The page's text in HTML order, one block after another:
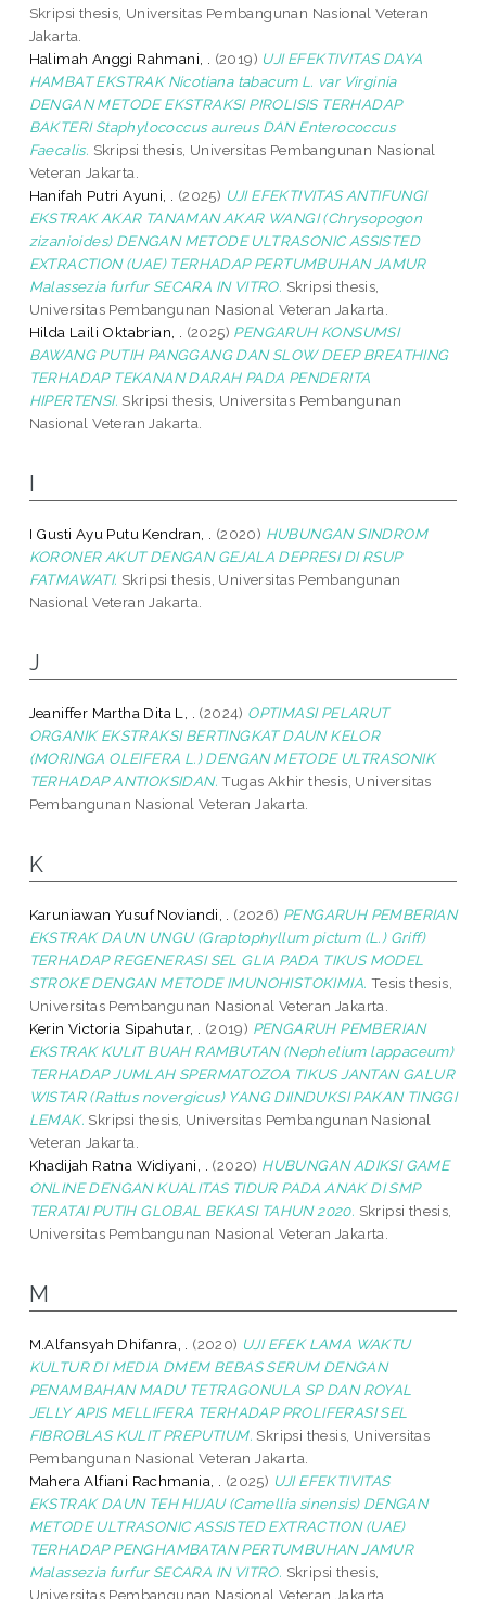
Skripsi thesis, Universitas Pembangunan Nasional Veteran
Jakarta.
Halimah Anggi Rahmani, .
(2019) UJI EFEKTIVITAS DAYA
HAMBAT EKSTRAK Nicotiana tabacum L. var Virginia
DENGAN METODE EKSTRAKSI PIROLISIS TERHADAP
BAKTERI Staphylococcus aureus DAN Enterococcus
Faecalis. Skripsi thesis, Universitas Pembangunan Nasional
Veteran Jakarta.
Hanifah Putri Ayuni, .
(2025) UJI EFEKTIVITAS ANTIFUNGI
EKSTRAK AKAR TANAMAN AKAR WANGI (Chrysopogon
zizanioides) DENGAN METODE ULTRASONIC ASSISTED
EXTRACTION (UAE) TERHADAP PERTUMBUHAN JAMUR
Malassezia furfur SECARA IN VITRO. Skripsi thesis,
Universitas Pembangunan Nasional Veteran Jakarta.
Hilda Laili Oktabrian, .
(2025) PENGARUH KONSUMSI
BAWANG PUTIH PANGGANG DAN SLOW DEEP BREATHING
TERHADAP TEKANAN DARAH PADA PENDERITA
HIPERTENSI. Skripsi thesis, Universitas Pembangunan
Nasional Veteran Jakarta.
I
I Gusti Ayu Putu Kendran, . (2020) HUBUNGAN SINDROM
KORONER AKUT DENGAN GEJALA DEPRESI DI RSUP
FATMAWATI. Skripsi thesis, Universitas Pembangunan
Nasional Veteran Jakarta.
J
Jeaniffer Martha Dita L, . (2024) OPTIMASI PELARUT
ORGANIK EKSTRAKSI BERTINGKAT DAUN KELOR
(MORINGA OLEIFERA L.) DENGAN METODE ULTRASONIK
TERHADAP ANTIOKSIDAN. Tugas Akhir thesis, Universitas
Pembangunan Nasional Veteran Jakarta.
K
Karuniawan Yusuf Noviandi, . (2026) PENGARUH PEMBERIAN
EKSTRAK DAUN UNGU (Graptophyllum pictum (L.) Griff)
TERHADAP REGENERASI SEL GLIA PADA TIKUS MODEL
STROKE DENGAN METODE IMUNOHISTOKIMIA. Tesis thesis,
Universitas Pembangunan Nasional Veteran Jakarta.
Kerin Victoria Sipahutar, .
(2019) PENGARUH PEMBERIAN
EKSTRAK KULIT BUAH RAMBUTAN (Nephelium lappaceum)
TERHADAP JUMLAH SPERMATOZOA TIKUS JANTAN GALUR
WISTAR (Rattus novergicus) YANG DIINDUKSI PAKAN TINGGI
LEMAK. Skripsi thesis, Universitas Pembangunan Nasional
Veteran Jakarta.
Khadijah Ratna Widiyani, .
(2020) HUBUNGAN ADIKSI GAME
ONLINE DENGAN KUALITAS TIDUR PADA ANAK DI SMP
TERATAI PUTIH GLOBAL BEKASI TAHUN 2020. Skripsi thesis,
Universitas Pembangunan Nasional Veteran Jakarta.
M
M.Alfansyah Dhifanra, . (2020) UJI EFEK LAMA WAKTU
KULTUR DI MEDIA DMEM BEBAS SERUM DENGAN
PENAMBAHAN MADU TETRAGONULA SP DAN ROYAL
JELLY APIS MELLIFERA TERHADAP PROLIFERASI SEL
FIBROBLAS KULIT PREPUTIUM. Skripsi thesis, Universitas
Pembangunan Nasional Veteran Jakarta.
Mahera Alfiani Rachmania, .
(2025) UJI EFEKTIVITAS
EKSTRAK DAUN TEH HIJAU (Camellia sinensis) DENGAN
METODE ULTRASONIC ASSISTED EXTRACTION (UAE)
TERHADAP PENGHAMBATAN PERTUMBUHAN JAMUR
Malassezia furfur SECARA IN VITRO. Skripsi thesis,
Universitas Pembangunan Nasional Veteran Jakarta.